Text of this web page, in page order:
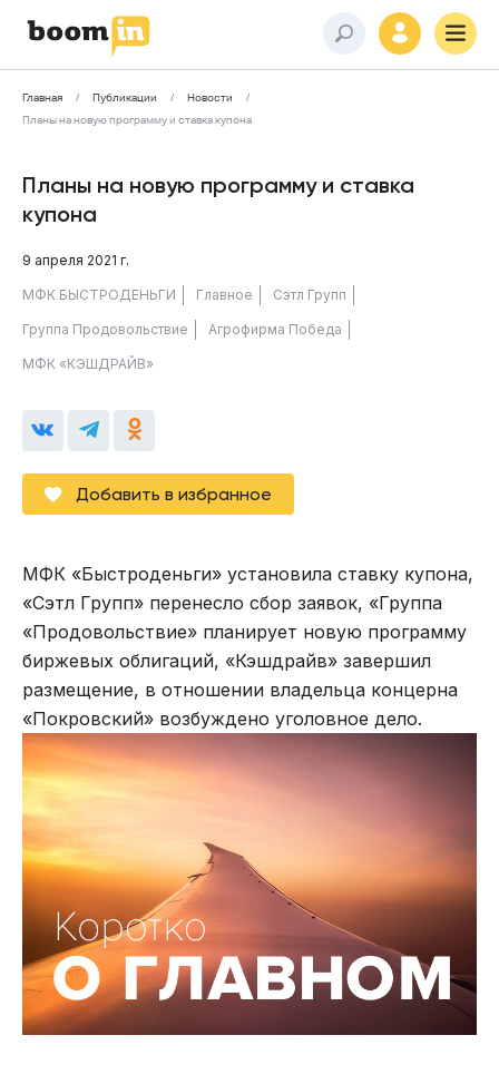
Главная Публикации
Новости
Планы на новую программу и ставка купона
Планы на новую программу и ставка
купона
9 апреля 2021 г.
МФК БЫСТРОДЕНЬГИ Главное Сэтл Групп
Группа Продовольствие Агрофирма Победа
МФК «КЭШДРАЙВ»
Добавить в избранное
МФК «Быстроденьги» установила ставку купона,
«Сэтл Групп» перенесло сбор заявок, «Группа
«Продовольствие» планирует новую программу
биржевых облигаций, «Кэшдрайв» завершил
размещение, в отношении владельца концерна
«Покровский» возбуждено уголовное дело.